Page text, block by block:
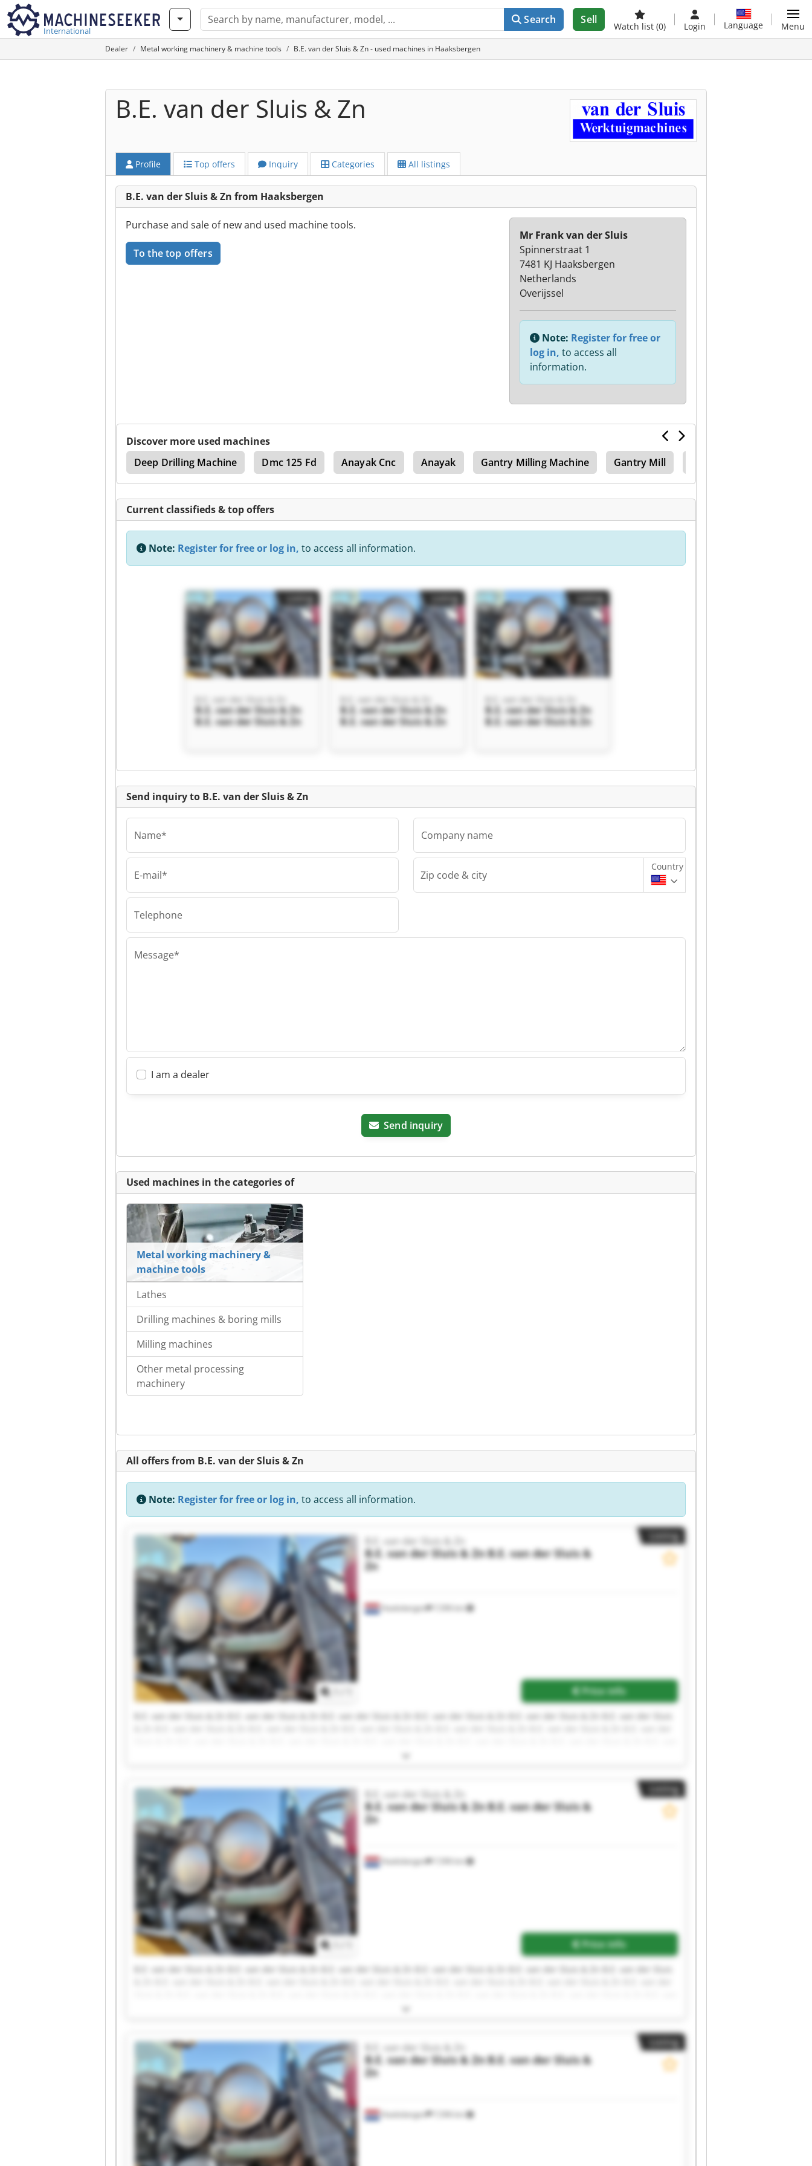
International
Search Sell
Watch list (0) Login Language Menu
Dealer Metal working machinery & machine tools B.E. van der Sluis & Zn - used machines in Haaksbergen
B.E. van der Sluis & Zn
Profile Top offers Inquiry Categories All listings
B.E. van der Sluis & Zn from Haaksbergen
Purchase and sale of new and used machine tools.
To the top offers
Mr Frank van der Sluis
Spinnerstraat 1
7481 KJ Haaksbergen
Netherlands
Overijssel
Note: Register for free or
log in, to access all
information.
Discover more used machines
Deep Drilling Machine
Dmc 125 Fd Anayak Cnc Anayak Gantry Milling Machine Gantry Mill
Current classifieds & top offers
Note: Register for free or log in, to access all information.
B.E. van der Sluis & Zn
B.E. van der Sluis & Zn
B.E. van der Sluis & Zn
B.E. van der Sluis & Zn
B.E. van der Sluis & Zn
B.E. van der Sluis & Zn
B.E. van der Sluis & Zn
B.E. van der Sluis & Zn
B.E. van der Sluis & Zn
B.E. van der Sluis & Zn
Listing
Send inquiry to B.E. van der Sluis & Zn
Name*
E-mail*
Telephone
Company name
Zip code & city
Country
Message*
I am a dealer
Send inquiry
Used machines in the categories of
Metal working machinery &
machine tools
Lathes
Drilling machines & boring mills
Milling machines
Other metal processing
machinery
All offers from B.E. van der Sluis & Zn
Note: Register for free or log in, to access all information.
Listing
Haaksbergen
B.E. van der Sluis & Zn
B.E. van der Sluis & ZnB.E. van der Sluis &
Zn
Price info
B.E. van der Sluis & Zn B.E. van der Sluis & Zn B.E. van der Sluis & Zn B.E. van der Sluis & Zn B.E. van der Sluis & Zn B.E. van der Sluis
Listing
Haaksbergen 7,596 km
B.E. van der Sluis & Zn
B.E. van der Sluis & ZnB.E. van der Sluis &
Zn
Price info
B.E. van der Sluis & Zn B.E. van der Sluis & Zn B.E. van der Sluis & Zn B.E. van der Sluis & Zn B.E. van der Sluis & Zn B.E. van der Sluis
Listing
Haaksbergen 7,596 km
B.E. van der Sluis & Zn
B.E. van der Sluis & ZnB.E. van der Sluis &
Zn